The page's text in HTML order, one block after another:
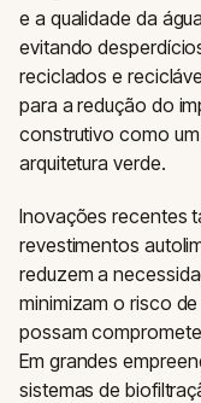
e a qualidade da
evitando
reciclados e
para a redução do
construtivo como
arquitetura verde.
Inovações recentes
revestimentos
reduzem a
minimizam o risco
possam
Em grandes
sistemas de